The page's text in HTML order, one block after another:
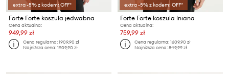
extra -5% z kodem: OFF*
Forte Forte koszula jedwabna
Cena aktualna:
949,99 zł
Cena regularna:1909,90 zł
Najniższa cena:1909,90 zł
extra -5% z kodem: OFF*
Forte Forte koszula lniana
Cena aktualna:
759,99 zł
Cena regularna:1609,90 zł
Najniższa cena:849,99 zł